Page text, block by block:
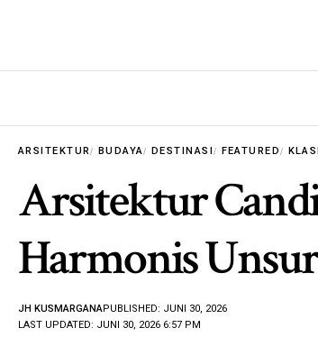
ARSITEKTUR BUDAYA DESTINASI FEATURED
Arsitektur
Harmonis
LAST UPDATED: JUNI 30, 2026 6:57 PM
JH KUSMARGANAPUBLISHED: JUNI 30, 2026